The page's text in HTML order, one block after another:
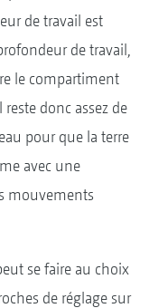
de travail est
de travail,
le compartiment
donc assez de
pour que la terre
avec une
mouvements
se faire au choix
de réglage sur